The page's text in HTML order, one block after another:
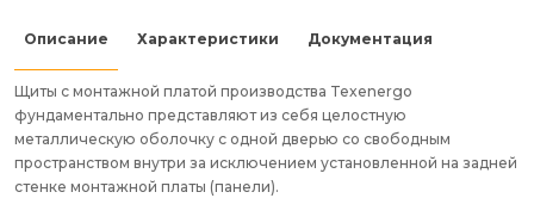
Описание Характеристики Документация
Щиты с монтажной платой производства Texenergo
фундаментально представляют из себя целостную
металлическую оболочку с одной дверью со свободным
пространством внутри за исключением установленной на задней
стенке монтажной платы (панели).